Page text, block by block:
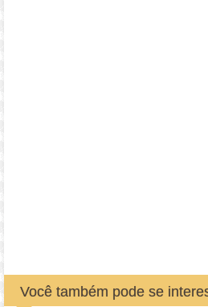
Você também pode se